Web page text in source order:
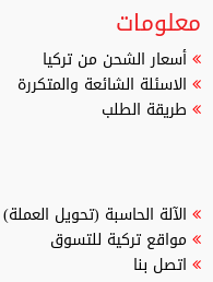
معلومات
أسعار الشحن من تركيا
الاسئلة الشائعة والمتكررة
طريقة الطلب
الآلة الحاسبة (تحويل العملة)
مواقع تركية للتسوق
اتصل بنا